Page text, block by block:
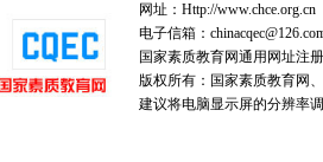
网址：Http://www.chce.org.cn
电子信箱：
国家素质教育网通用网址注
版权所有：国家素质教育网
建议将电脑显示屏的分辨率